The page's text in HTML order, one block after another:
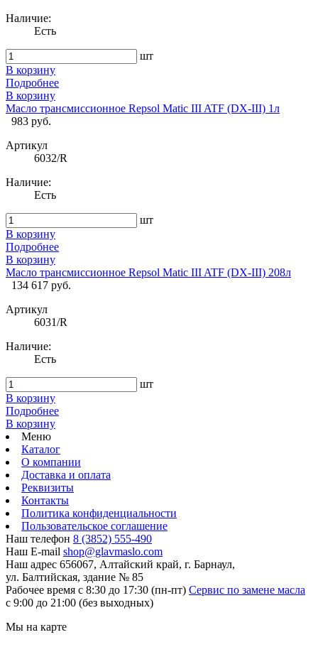
Наличие:
Есть
шт
В корзину
Подробнее
В корзину
Масло трансмиссионное Repsol Matic III ATF (DX-III) 1л
983 руб.
Артикул
6032/R
Наличие:
Есть
шт
В корзину
Подробнее
В корзину
Масло трансмиссионное Repsol Matic III ATF (DX-III) 208л
134 617 руб.
Артикул
6031/R
Наличие:
Есть
шт
В корзину
Подробнее
В корзину
Меню
Каталог
О компании
Доставка и оплата
Реквизиты
Контакты
Политика конфиденциальности
Пользовательское соглашение
Наш телефон 8 (3852) 555-490
Наш E-mail shop@glavmaslo.com
Наш адрес 656067, Алтайский край, г. Барнаул,
ул. Балтийская, здание № 85
Рабочее время с 8:30 до 17:30 (пн-пт) Сервис по замене масла
с 9:00 до 21:00 (без выходных)
Мы на карте